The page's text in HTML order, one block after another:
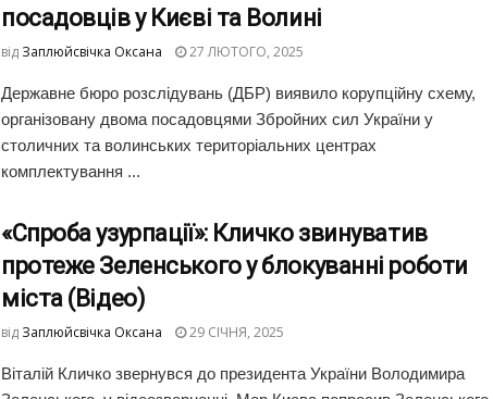
посадовців у Києві та Волині
від Заплюйсвічка Оксана 27 ЛЮТОГО, 2025
Державне бюро розслідувань (ДБР) виявило корупційну схему,
організовану двома посадовцями Збройних сил України у
столичних та волинських територіальних центрах
комплектування ...
«Спроба узурпації»: Кличко звинуватив
протеже Зеленського у блокуванні роботи
міста (Відео)
від Заплюйсвічка Оксана 29 СІЧНЯ, 2025
Віталій Кличко звернувся до президента України Володимира